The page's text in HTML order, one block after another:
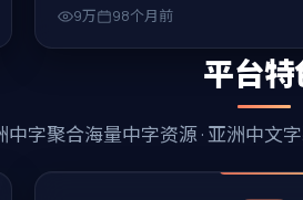
9万
98个月前
平台特
中字聚合海量中字资源 ·亚洲中文